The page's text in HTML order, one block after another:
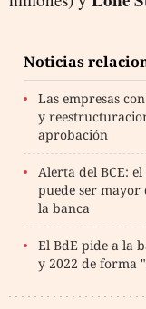
Noticias
Las empresas
y
aprobación
Alerta del BCE:
puede ser mayor
la banca
El BdE pide a la
y 2022 de forma